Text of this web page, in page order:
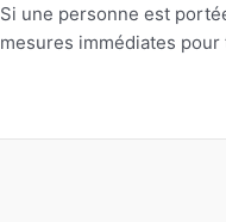
Si une personne est
mesures immédiates